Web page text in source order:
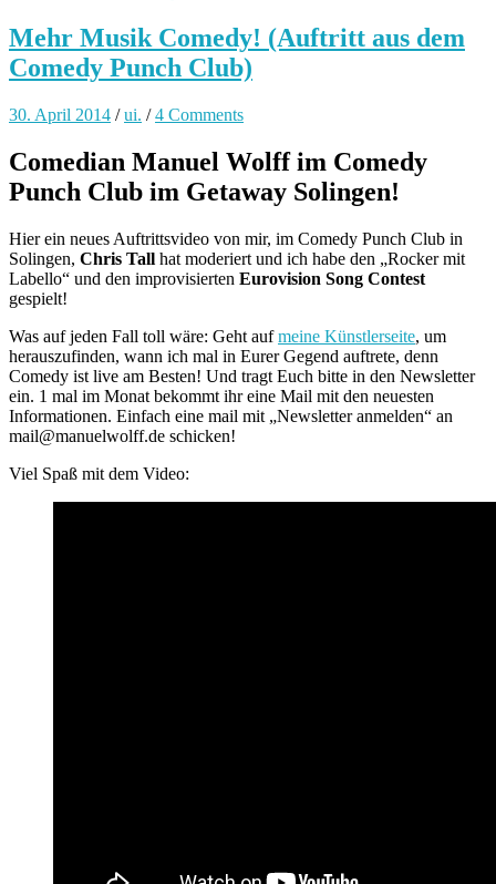
Mehr Musik Comedy! (Auftritt aus dem
Comedy Punch Club)
30. April 2014 /ui. /4 Comments
Comedian Manuel Wolff im Comedy
Punch Club im Getaway Solingen!
Hier ein neues Auftrittsvideo von mir, im Comedy Punch Club in
Solingen, Chris Tall hat moderiert und ich habe den „Rocker mit
Labello“ und den improvisierten Eurovision Song Contest
gespielt!
Was auf jeden Fall toll wäre: Geht aufmeine Künstlerseite, um
herauszufinden, wann ich mal in Eurer Gegend auftrete, denn
Comedy ist live am Besten! Und tragt Euch bitte in den Newsletter
ein. 1 mal im Monat bekommt ihr eine Mail mit den neuesten
Informationen. Einfach eine mail mit „Newsletter anmelden“ an
mail@manuelwolff.de schicken!
Viel Spaß mit dem Video: